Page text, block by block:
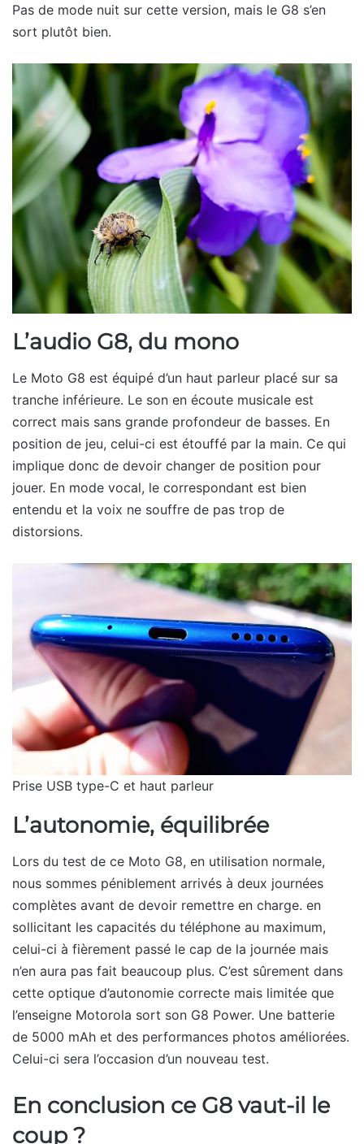
Pas de mode nuit sur cette version, mais le G8 s’en
sort plutôt bien.
L’audio G8, du mono
Le Moto G8 est équipé d’un haut parleur placé sur sa
tranche inférieure. Le son en écoute musicale est
correct mais sans grande profondeur de basses. En
position de jeu, celui-ci est étouffé par la main. Ce qui
implique donc de devoir changer de position pour
jouer. En mode vocal, le correspondant est bien
entendu et la voix ne souffre de pas trop de
distorsions.
Prise USB type-C et haut parleur
L’autonomie, équilibrée
Lors du test de ce Moto G8, en utilisation normale,
nous sommes péniblement arrivés à deux journées
complètes avant de devoir remettre en charge. en
sollicitant les capacités du téléphone au maximum,
celui-ci à fièrement passé le cap de la journée mais
n’en aura pas fait beaucoup plus. C’est sûrement dans
cette optique d’autonomie correcte mais limitée que
l’enseigne Motorola sort son G8 Power. Une batterie
de 5000 mAh et des performances photos améliorées.
Celui-ci sera l’occasion d’un nouveau test.
En conclusion ce G8 vaut-il le
coup ?